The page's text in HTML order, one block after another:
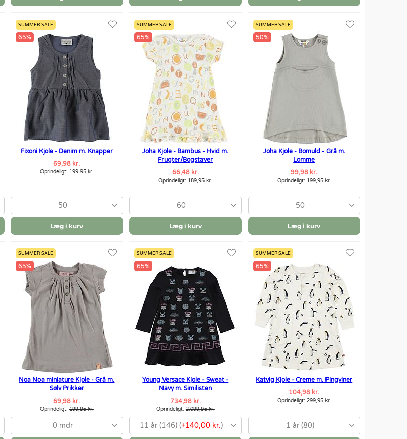
SUMMER SALE
65%
Fixoni Kjole - Denim m. Knapper
69,98 kr.
Oprindeligt: 199,95 kr.
50
Læg i kurv
SUMMER SALE
65%
Joha Kjole - Bambus - Hvid m.
Frugter/Bogstaver
66,48 kr.
Oprindeligt:189,95 kr.
60
Læg i kurv
SUMMER SALE
50%
Joha Kjole - Bomuld - Grå m.
Lomme
99,98 kr.
Oprindeligt:199,95 kr.
50
Læg i kurv
SUMMER SALE
65%
Noa Noa miniature Kjole - Grå m.
Sølv Prikker
69,98 kr.
Oprindeligt: 199,95 kr.
0 mdr
SUMMER SALE
65%
Young Versace Kjole - Sweat -
Navy m. Similisten
734,98 kr.
Oprindeligt:2.099,95 kr.
11 år (146) (+140,00 kr.)
SUMMER SALE
65%
Katvig Kjole - Creme m. Pingviner
104,98 kr.
Oprindeligt:299,95 kr.
1 år (80)